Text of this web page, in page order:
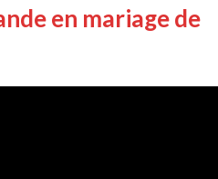
en mariage de